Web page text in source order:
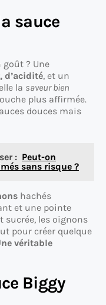
sauce
goût ? Une
d’acidité, et un
la saveur bien
plus affirmée.
douces mais
: Peut-on
sans risque ?
hachés
et une pointe
sucrée, les oignons
pour créer quelque
véritable
Biggy